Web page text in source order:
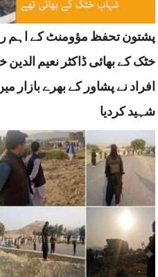
پشتون تحفظ مؤومنٹ کے اہم
خٹک کے بھائی ڈاکٹر نعیم الدین
افراد نے پشاور کے بھرے بازار
شہید کردیا